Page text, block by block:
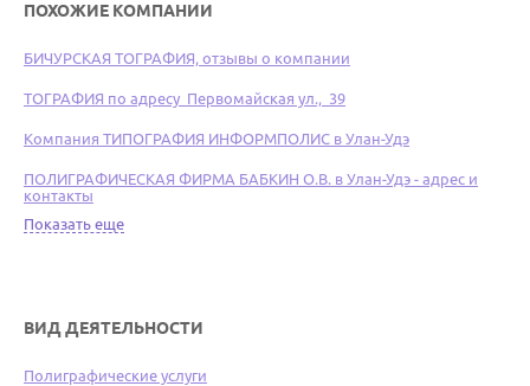
ПОХОЖИЕ КОМПАНИИ
БИЧУРСКАЯ ТОГРАФИЯ, отзывы о компании
ТОГРАФИЯ по адресу Первомайская ул., 39
Компания ТИПОГРАФИЯ ИНФОРМПОЛИС в Улан-Удэ
ПОЛИГРАФИЧЕСКАЯ ФИРМА БАБКИН О.В. в Улан-Удэ - адрес и
контакты
Показать еще
ВИД ДЕЯТЕЛЬНОСТИ
Полиграфические услуги